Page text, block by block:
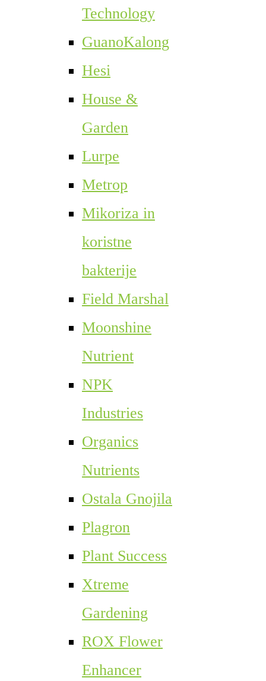
Technology
GuanoKalong
Hesi
House &
Garden
Lurpe
Metrop
Mikoriza in
koristne
bakterije
Field Marshal
Moonshine
Nutrient
NPK
Industries
Organics
Nutrients
Ostala Gnojila
Plagron
Plant Success
Xtreme
Gardening
ROX Flower
Enhancer